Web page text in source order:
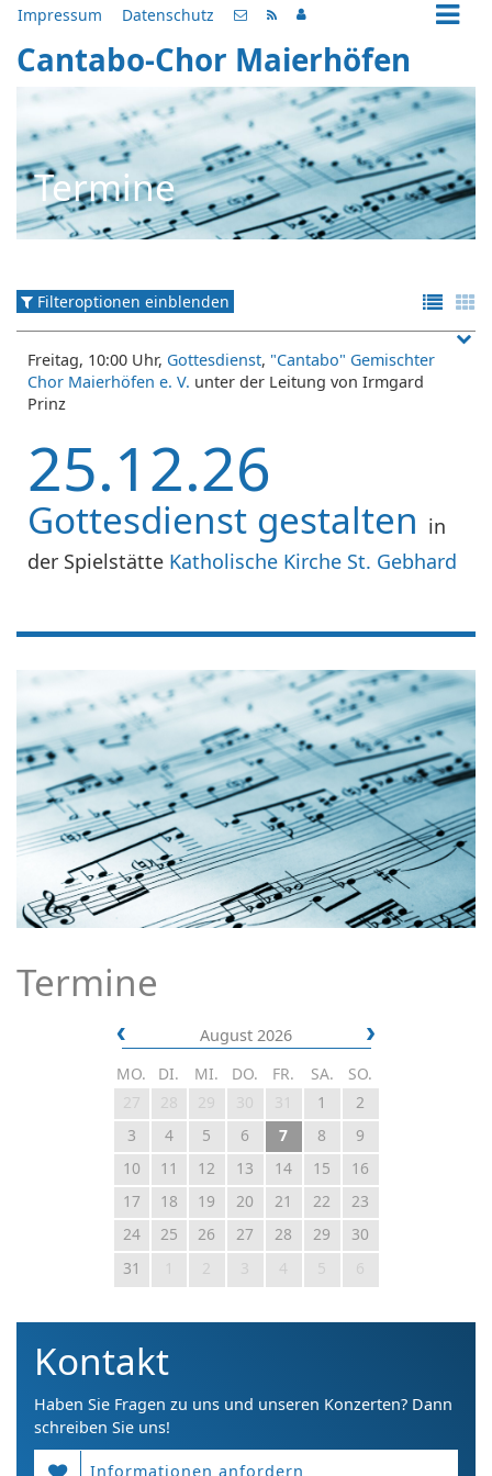
Impressum Datenschutz
Cantabo-Chor Maierhöfen
Termine
Filteroptionen einblenden
Freitag, 10:00 Uhr, Gottesdienst, "Cantabo" Gemischter
Chor Maierhöfen e. V. unter der Leitung von Irmgard
Prinz
25.12.26
Gottesdienst gestalten in
der Spielstätte Katholische Kirche St. Gebhard
Termine
August 2026
MO.
DI. MI. DO. FR. SA.
SO.
27
29 30 31 1
2
3
4 5 6 7 8
9
10
11 12 13 14 15
16
17
18 19 20 21 22
23
24
25 26 27 28 29
30
31
2 3 4 5 6
Kontakt
Haben Sie Fragen zu uns und unseren Konzerten? Dann
schreiben Sie uns!
Informationen anfordern